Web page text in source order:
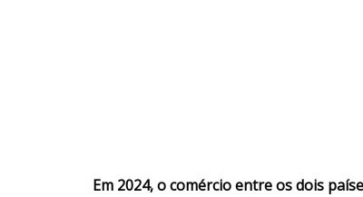
Em 2024, o comércio entre os dois